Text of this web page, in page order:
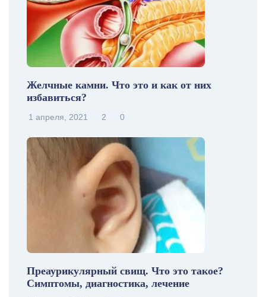
Желчные камни. Что это и как от них
избавиться?
1 апреля, 2021 2 0
Преаурикулярный свищ. Что это такое?
Симптомы, диагностика, лечение